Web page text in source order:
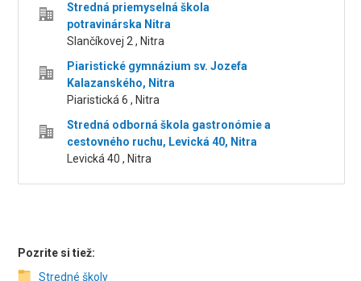
Stredná priemyselná škola
potravinárska Nitra
Slančíkovej 2 , Nitra
Piaristické gymnázium sv. Jozefa
Kalazanského, Nitra
Piaristická 6 , Nitra
Stredná odborná škola gastronómie a
cestovného ruchu, Levická 40, Nitra
Levická 40 , Nitra
Pozrite si tiež:
Stredné školy